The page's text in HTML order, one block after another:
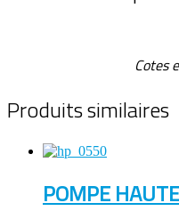
Cotes
Produits similaires
POMPE